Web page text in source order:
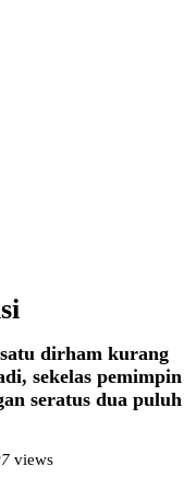
dirham kurang
sekelas pemimpin
seratus dua puluh
views